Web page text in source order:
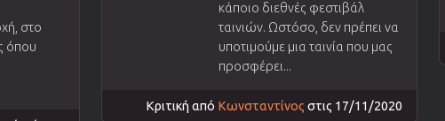
στο
όπου
κάποιο διεθνές φεστιβάλ
ταινιών. Ωστόσο, δεν πρέπει να
υποτιμούμε μια ταινία που μας
προσφέρει...
Κριτική από Κωνσταντίνος στις 17/11/2020